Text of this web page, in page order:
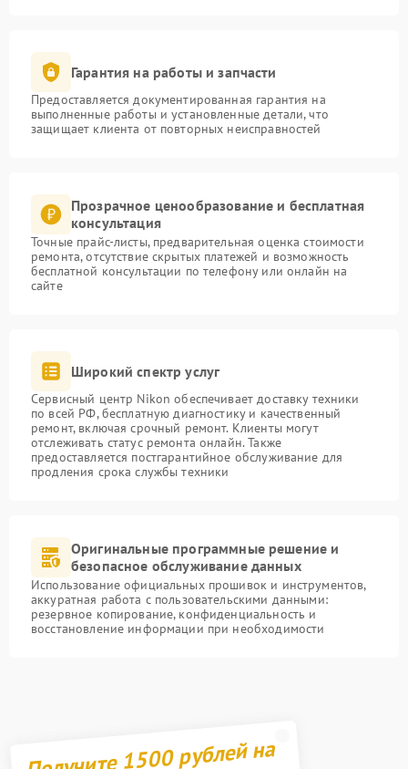
Гарантия на работы и запчасти
Предоставляется документированная гарантия на
выполненные работы и установленные детали, что
защищает клиента от повторных неисправностей
Прозрачное ценообразование и бесплатная
консультация
Точные прайс-листы, предварительная оценка стоимости
ремонта, отсутствие скрытых платежей и возможность
бесплатной консультации по телефону или онлайн на
сайте
Широкий спектр услуг
Сервисный центр Nikon обеспечивает доставку техники
по всей РФ, бесплатную диагностику и качественный
ремонт, включая срочный ремонт. Клиенты могут
отслеживать статус ремонта онлайн. Также
предоставляется постгарантийное обслуживание для
продления срока службы техники
Оригинальные программные решение и
безопасное обслуживание данных
Использование официальных прошивок и инструментов,
аккуратная работа с пользовательскими данными:
резервное копирование, конфиденциальность и
восстановление информации при необходимости